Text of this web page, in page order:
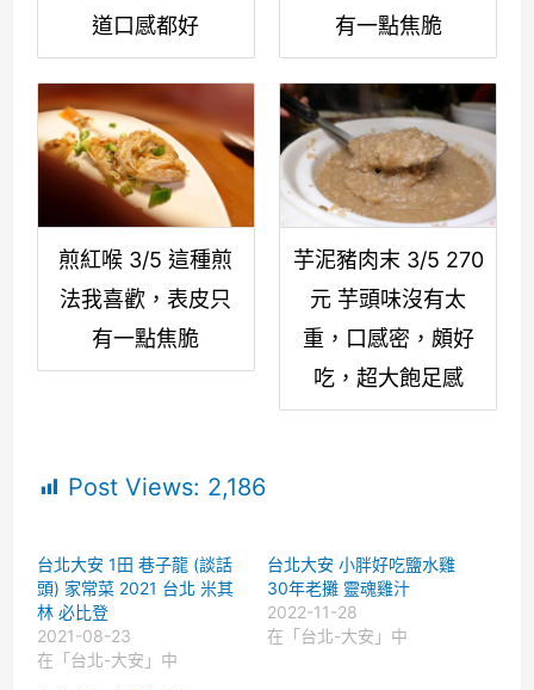
道口感都好
有一點焦脆
煎紅喉 3/5 這種煎
法我喜歡，表皮只
有一點焦脆
芋泥豬肉末 3/5 270
元 芋頭味沒有太
重，口感密，頗好
吃，超大飽足感
Post Views: 2,186
台北大安 1田 巷子龍 (談話
頭) 家常菜 2021 台北 米其
林 必比登
2021-08-23
在「台北-大安」中
台北大安 小胖好吃鹽水雞
30年老攤 靈魂雞汁
2022-11-28
在「台北-大安」中